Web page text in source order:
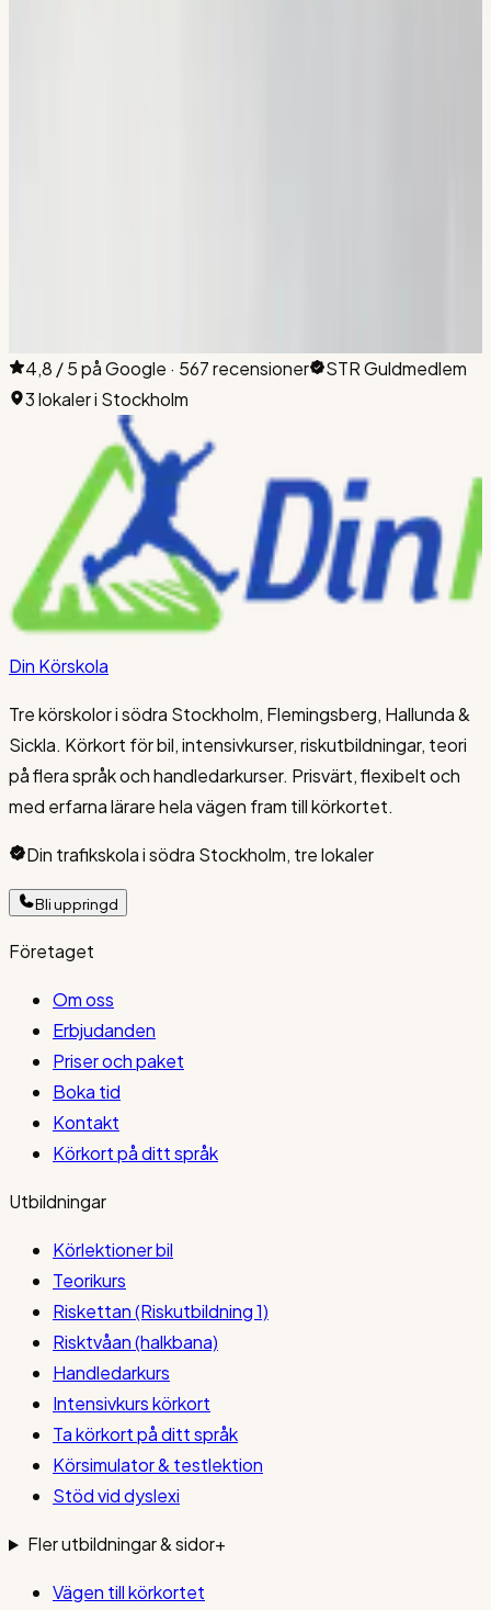
4,8 / 5 på Google · 567 recensioner
STR Guldmedlem
3 lokaler i Stockholm
Din Körskola
Tre körskolor i södra Stockholm, Flemingsberg, Hallunda &
Sickla. Körkort för bil, intensivkurser, riskutbildningar, teori
på flera språk och handledarkurser. Prisvärt, flexibelt och
med erfarna lärare hela vägen fram till körkortet.
Din trafikskola i södra Stockholm, tre lokaler
Bli uppringd
Företaget
Om oss
Erbjudanden
Priser och paket
Boka tid
Kontakt
Körkort på ditt språk
Utbildningar
Körlektioner bil
Teorikurs
Riskettan (Riskutbildning 1)
Risktvåan (halkbana)
Handledarkurs
Intensivkurs körkort
Ta körkort på ditt språk
Körsimulator & testlektion
Stöd vid dyslexi
Fler utbildningar & sidor+
Vägen till körkortet